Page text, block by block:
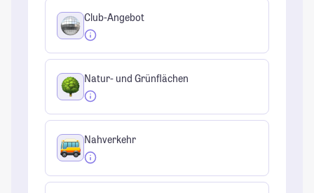
Club-Angebot
Natur- und Grünflächen
Nahverkehr